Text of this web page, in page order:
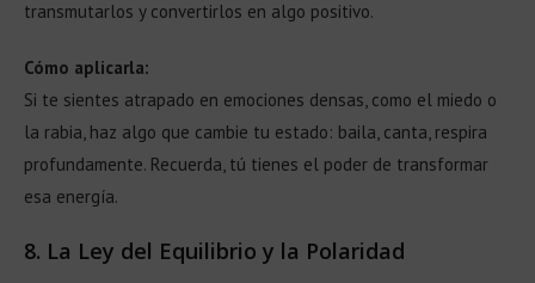
transmutarlos y convertirlos en algo positivo.
Cómo aplicarla:
Si te sientes atrapado en emociones densas, como el miedo o
la rabia, haz algo que cambie tu estado: baila, canta, respira
profundamente. Recuerda, tú tienes el poder de transformar
esa energía.
8. La Ley del Equilibrio y la Polaridad